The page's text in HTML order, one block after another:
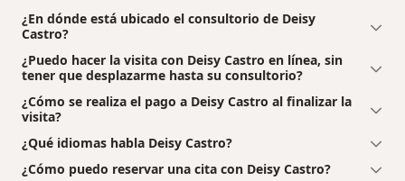
¿En dónde está ubicado el consultorio de Deisy
Castro?
¿Puedo hacer la visita con Deisy Castro en línea, sin
tener que desplazarme hasta su consultorio?
¿Cómo se realiza el pago a Deisy Castro al finalizar la
visita?
¿Qué idiomas habla Deisy Castro?
¿Cómo puedo reservar una cita con Deisy Castro?